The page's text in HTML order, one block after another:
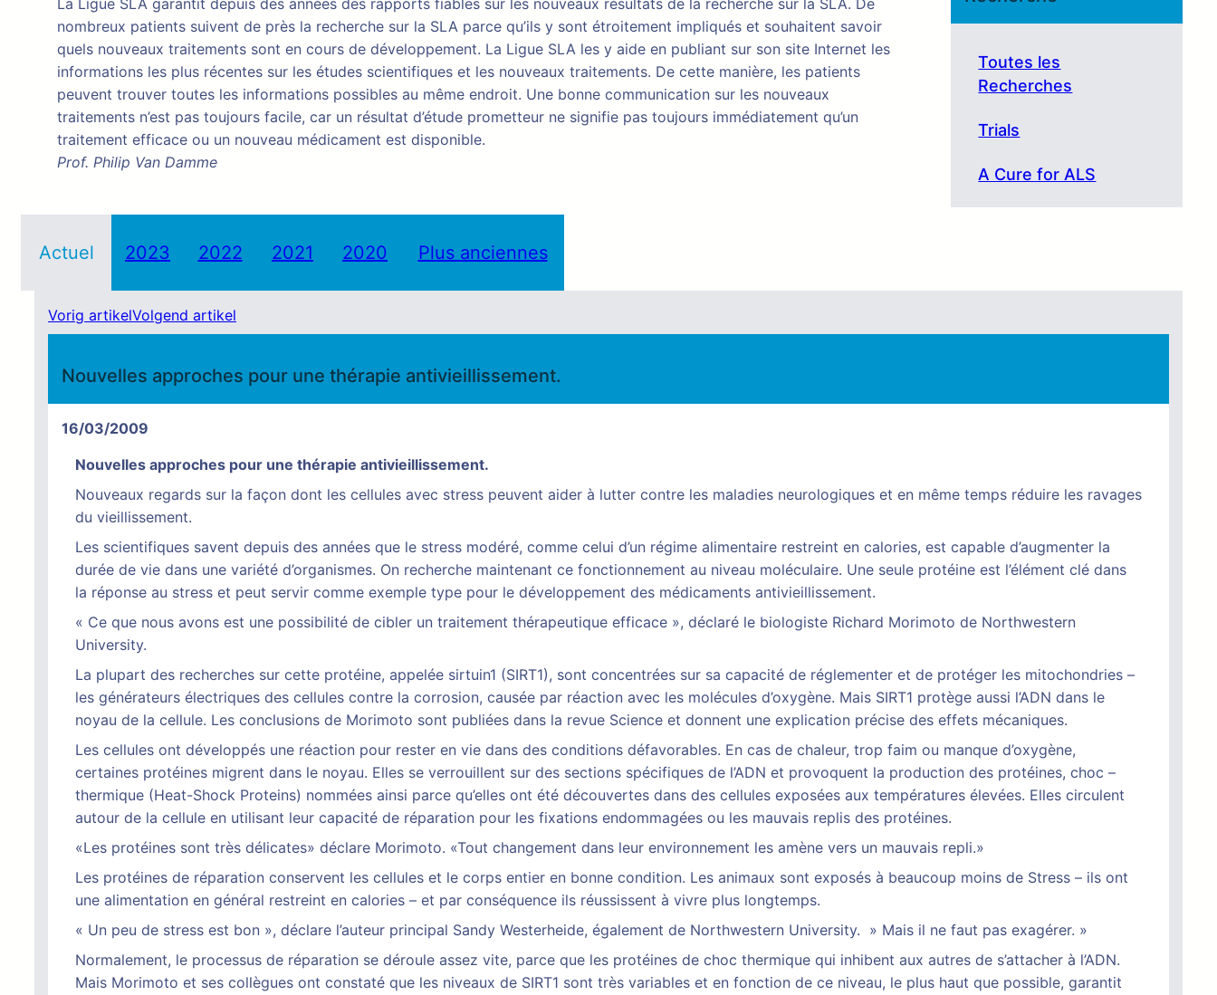
La Ligue SLA garantit depuis des années des rapports fiables sur les nouveaux résultats de la recherche sur la SLA. De
nombreux patients suivent de près la recherche sur la SLA parce qu’ils y sont étroitement impliqués et souhaitent savoir
quels nouveaux traitements sont en cours de développement. La Ligue SLA les y aide en publiant sur son site Internet les
informations les plus récentes sur les études scientifiques et les nouveaux traitements. De cette manière, les patients
peuvent trouver toutes les informations possibles au même endroit. Une bonne communication sur les nouveaux
traitements n’est pas toujours facile, car un résultat d’étude prometteur ne signifie pas toujours immédiatement qu’un
traitement efficace ou un nouveau médicament est disponible.
Prof. Philip Van Damme
Toutes les
Recherches
Trials
A Cure for ALS
Actuel 2023 2022 2021 2020 Plus anciennes
Vorig artikelVolgend artikel
Nouvelles approches pour une thérapie antivieillissement.
16/03/2009
Nouvelles approches pour une thérapie antivieillissement.
Nouveaux regards sur la façon dont les cellules avec stress peuvent aider à lutter contre les maladies neurologiques et en même temps réduire les ravages
du vieillissement.
Les scientifiques savent depuis des années que le stress modéré, comme celui d’un régime alimentaire restreint en calories, est capable d’augmenter la
durée de vie dans une variété d’organismes. On recherche maintenant ce fonctionnement au niveau moléculaire. Une seule protéine est l’élément clé dans
la réponse au stress et peut servir comme exemple type pour le développement des médicaments antivieillissement.
« Ce que nous avons est une possibilité de cibler un traitement thérapeutique efficace », déclaré le biologiste Richard Morimoto de Northwestern
University.
La plupart des recherches sur cette protéine, appelée sirtuin1 (SIRT1), sont concentrées sur sa capacité de réglementer et de protéger les mitochondries –
les générateurs électriques des cellules contre la corrosion, causée par réaction avec les molécules d’oxygène. Mais SIRT1 protège aussi l’ADN dans le
noyau de la cellule. Les conclusions de Morimoto sont publiées dans la revue Science et donnent une explication précise des effets mécaniques.
Les cellules ont développés une réaction pour rester en vie dans des conditions défavorables. En cas de chaleur, trop faim ou manque d’oxygène,
certaines protéines migrent dans le noyau. Elles se verrouillent sur des sections spécifiques de l’ADN et provoquent la production des protéines, choc –
thermique (Heat-Shock Proteins) nommées ainsi parce qu’elles ont été découvertes dans des cellules exposées aux températures élevées. Elles circulent
autour de la cellule en utilisant leur capacité de réparation pour les fixations endommagées ou les mauvais replis des protéines.
«Les protéines sont très délicates» déclare Morimoto. «Tout changement dans leur environnement les amène vers un mauvais repli.»
Les protéines de réparation conservent les cellules et le corps entier en bonne condition. Les animaux sont exposés à beaucoup moins de Stress – ils ont
une alimentation en général restreint en calories – et par conséquence ils réussissent à vivre plus longtemps.
« Un peu de stress est bon », déclare l’auteur principal Sandy Westerheide, également de Northwestern University. » Mais il ne faut pas exagérer. »
Normalement, le processus de réparation se déroule assez vite, parce que les protéines de choc thermique qui inhibent aux autres de s’attacher à l’ADN.
Mais Morimoto et ses collègues ont constaté que les niveaux de SIRT1 sont très variables et en fonction de ce niveau, le plus haut que possible, garantit